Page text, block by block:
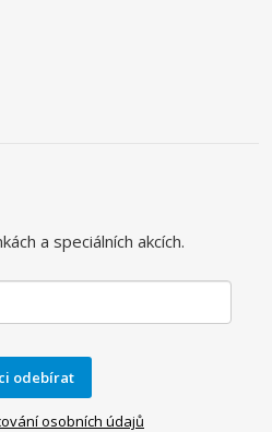
a speciálních akcích.
odebírat
osobních údajů